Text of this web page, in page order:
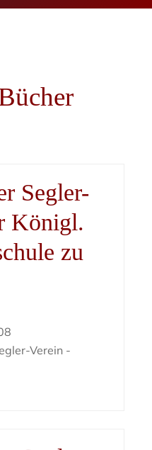
Segler-
Königl.
zu
Verein -